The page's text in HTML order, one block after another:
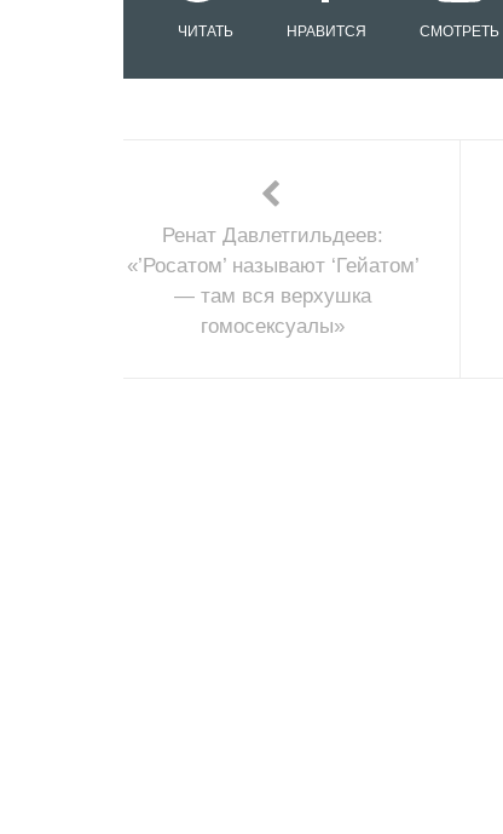
ЧИТАТЬ НРАВИТСЯ СМОТРЕТЬ
Ренат Давлетгильдеев:
«’Росатом’ называют ‘Гейатом’
— там вся верхушка
гомосексуалы»